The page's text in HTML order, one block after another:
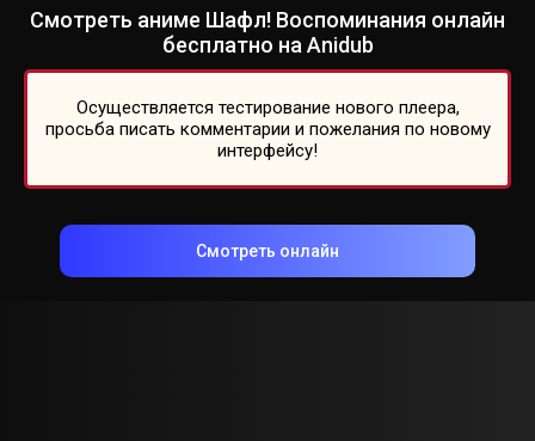
Смотреть аниме Шафл! Воспоминания онлайн
бесплатно на Anidub
Осуществляется тестирование нового плеера,
просьба писать комментарии и пожелания по новому
интерфейсу!
Смотреть онлайн